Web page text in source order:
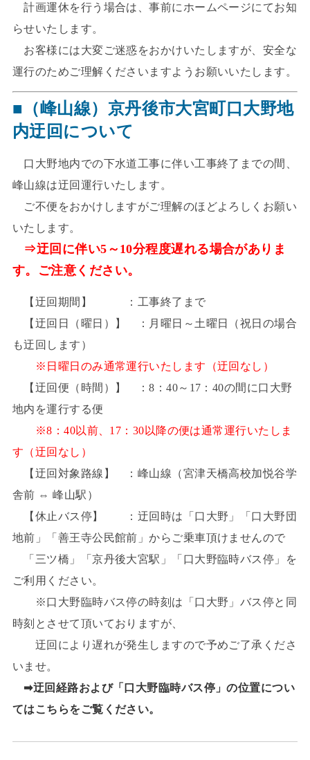
計画運休を行う場合は、事前にホームページにてお知
らせいたします。
お客様には大変ご迷惑をおかけいたしますが、安全な
運行のためご理解くださいますようお願いいたします。
■（峰山線）京丹後市大宮町口大野地
内迂回について
口大野地内での下水道工事に伴い工事終了までの間、
峰山線は迂回運行いたします。
ご不便をおかけしますがご理解のほどよろしくお願い
いたします。
⇒迂回に伴い5～10分程度遅れる場合がありま
す。ご注意ください。
【迂回期間】 ：工事終了まで
【迂回日（曜日）】 ：月曜日～土曜日（祝日の場合
も迂回します）
※日曜日のみ通常運行いたします（迂回なし）
【迂回便（時間）】 ：8：40～17：40の間に口大野
地内を運行する便
※8：40以前、17：30以降の便は通常運行いたしま
す（迂回なし）
【迂回対象路線】 ：峰山線（宮津天橋高校加悦谷学
舎前 ⇔ 峰山駅）
【休止バス停】 ：迂回時は「口大野」「口大野団
地前」「善王寺公民館前」からご乗車頂けませんので
「三ツ橋」「京丹後大宮駅」「口大野臨時バス停」を
ご利用ください。
※口大野臨時バス停の時刻は「口大野」バス停と同
時刻とさせて頂いておりますが、
迂回により遅れが発生しますので予めご了承くださ
いませ。
➡迂回経路および「口大野臨時バス停」の位置につい
てはこちらをご覧ください。